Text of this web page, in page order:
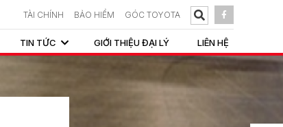
TÀI CHÍNH BẢO HIỂM GÓC TOYOTA
TIN TỨC GIỚI THIỆU ĐẠI LÝ LIÊN HỆ